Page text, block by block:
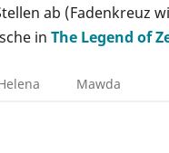
ab (Fadenkreuz
in The Legend of
Mawda